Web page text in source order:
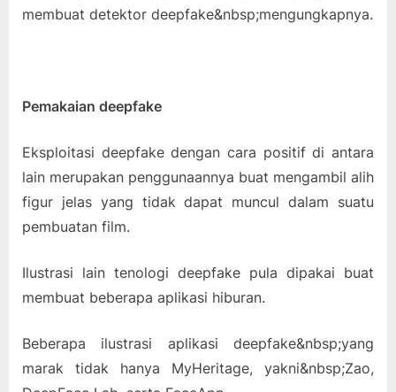
membuat detektor deepfake&nbsp;mengungkapnya.
Pemakaian deepfake
Eksploitasi deepfake dengan cara positif di antara
lain merupakan penggunaannya buat mengambil alih
figur jelas yang tidak dapat muncul dalam suatu
pembuatan film.
Ilustrasi lain tenologi deepfake pula dipakai buat
membuat beberapa aplikasi hiburan.
Beberapa ilustrasi aplikasi deepfake&nbsp;yang
marak tidak hanya MyHeritage, yakni&nbsp;Zao,